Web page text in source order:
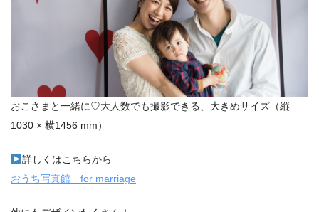
おこさまと一緒に♡大人数でも撮影できる、大きめサイズ（縦
1030 × 横1456 mm）
詳しくはこちらから
おうち写真館 for marriage